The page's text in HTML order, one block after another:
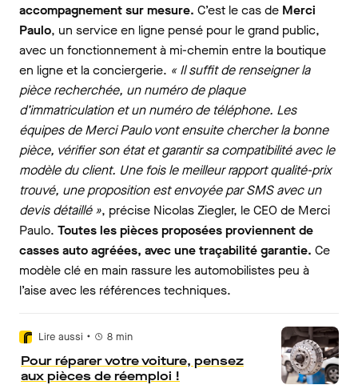
accompagnement sur mesure. C’est le cas de Merci
Paulo, un service en ligne pensé pour le grand public,
avec un fonctionnement à mi-chemin entre la boutique
en ligne et la conciergerie. « Il suffit de renseigner la
pièce recherchée, un numéro de plaque
d’immatriculation et un numéro de téléphone. Les
équipes de Merci Paulo vont ensuite chercher la bonne
pièce, vérifier son état et garantir sa compatibilité avec le
modèle du client. Une fois le meilleur rapport qualité-prix
trouvé, une proposition est envoyée par SMS avec un
devis détaillé », précise Nicolas Ziegler, le CEO de Merci
Paulo. Toutes les pièces proposées proviennent de
casses auto agréées, avec une traçabilité garantie. Ce
modèle clé en main rassure les automobilistes peu à
l’aise avec les références techniques.
Lire aussi • 8 min
Pour réparer votre voiture, pensez
aux pièces de réemploi !